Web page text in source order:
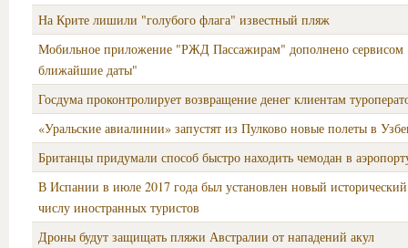
На Крите лишили "голубого флага" известный пляж
Мобильное приложение "РЖД Пассажирам" дополнено
ближайшие даты"
Госдума проконтролирует возвращение денег клиентам
«Уральские авиалинии» запустят из Пулково новые полеты в
Британцы придумали способ быстро находить чемодан в
В Испании в июле 2017 года был установлен новый
числу иностранных туристов
Дроны будут защищать пляжи Австралии от нападений акул